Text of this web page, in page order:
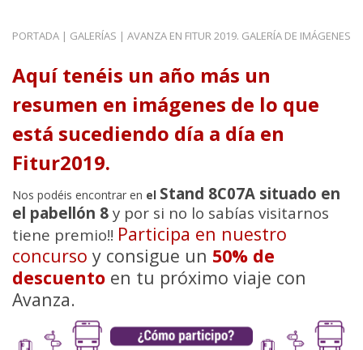
PORTADA | GALERÍAS | AVANZA EN FITUR 2019. GALERÍA DE IMÁGENES
Aquí tenéis un año más un
resumen en imágenes de lo que
está sucediendo día a día en
Fitur2019.
Nos podéis encontrar en el Stand 8C07A situado en
el pabellón 8 y por si no lo sabías visitarnos
tiene premio!! Participa en nuestro
concurso y consigue un 50% de
descuento en tu próximo viaje con
Avanza.